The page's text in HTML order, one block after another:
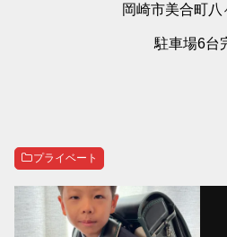
岡崎市美合町八
駐車場6台
プライベート